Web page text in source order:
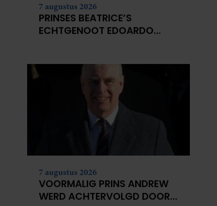
7 augustus 2026
PRINSES BEATRICE’S
ECHTGENOOT EDOARDO
7 augustus 2026
VOORMALIG PRINS ANDREW
WERD ACHTERVOLGD DOOR